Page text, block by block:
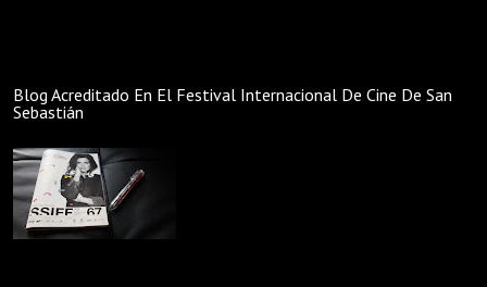
Blog Acreditado En El Festival Internacional De Cine De San
Sebastián